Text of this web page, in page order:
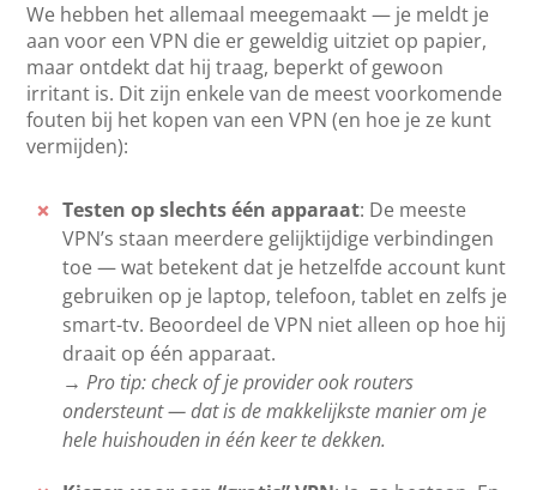
We hebben het allemaal meegemaakt — je meldt je
aan voor een VPN die er geweldig uitziet op papier,
maar ontdekt dat hij traag, beperkt of gewoon
irritant is. Dit zijn enkele van de meest voorkomende
fouten bij het kopen van een VPN (en hoe je ze kunt
vermijden):
Testen op slechts één apparaat: De meeste
VPN’s staan meerdere gelijktijdige verbindingen
toe — wat betekent dat je hetzelfde account kunt
gebruiken op je laptop, telefoon, tablet en zelfs je
smart-tv. Beoordeel de VPN niet alleen op hoe hij
draait op één apparaat.
→ Pro tip: check of je provider ook routers
ondersteunt — dat is de makkelijkste manier om je
hele huishouden in één keer te dekken.